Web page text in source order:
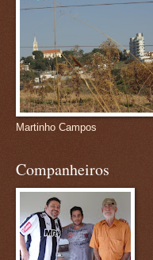
Martinho Campos
Companheiros